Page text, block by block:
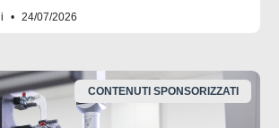
24/07/2026
CONTENUTI SPONSORIZZATI